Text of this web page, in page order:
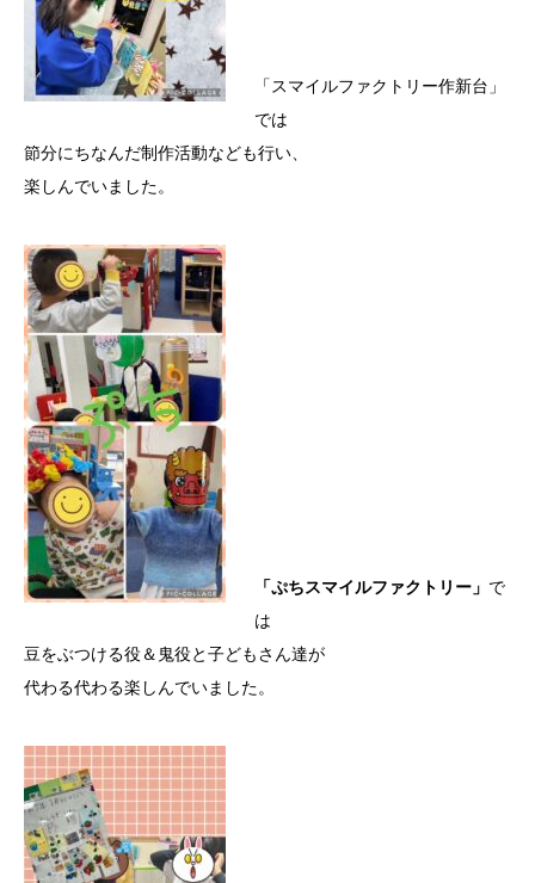
「スマイルファクトリー作新台」
では
節分にちなんだ制作活動なども行い、
楽しんでいました。
「ぷちスマイルファクトリー」 で
は
豆をぶつける役＆鬼役と子どもさん達が
代わる代わる楽しんでいました。